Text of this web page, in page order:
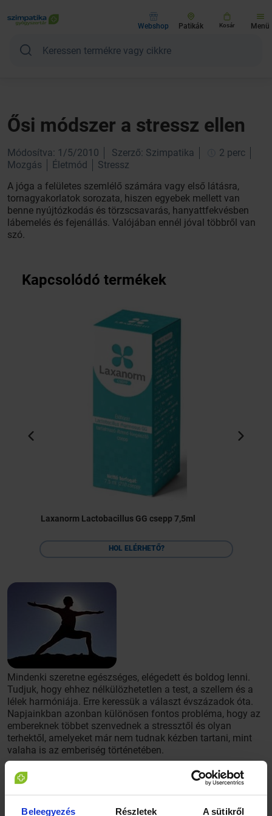
Beleegyezés Részletek A sütikről
Webshop Patikák Kosár Menü
Ősi módszer a stressz ellen
Módosítva: 1/5/2010 Szerző: Szimpatika
2 perc
Mozgás
Életmód
Stressz
A jóga a felületes szemlélő számára vagy első látásra,
tornagyakorlatok sorozata, hiszen egyebek mellett van
benne nyújtózkodás és törzscsavarás, hanyattfekvésben
lábemelés és fejenállás. Valójában ennél jóval többről van
szó.
Kapcsolódó termékek
Laxanorm Lactobacillus GG csepp 7,5ml
HOL ELÉRHETŐ?
Mindenki szeretne egészséges, elégedett és boldog lenni.
Tudjuk, hogy ehhez nélkülözhetetlen a test, a szellem és a
lélek harmóniája. Erre keressük a választ évszázadok óta.
Napjainkban azonban különösen fontos probléma, hogy az
embereknek többet szenvednek a stressztől és olyan
terhektől, amelyeket már nem tudnak kézben tartani, mint
valaha is az emberiség történetében.
Miután újra és újra megpróbálnak megnyugodni és ellazulni
mindhiába, altatókhoz, nyugtatókhoz fordulnak, de
rosszabb esetben az alkoholban és a drogokban keresnek
menedéket.